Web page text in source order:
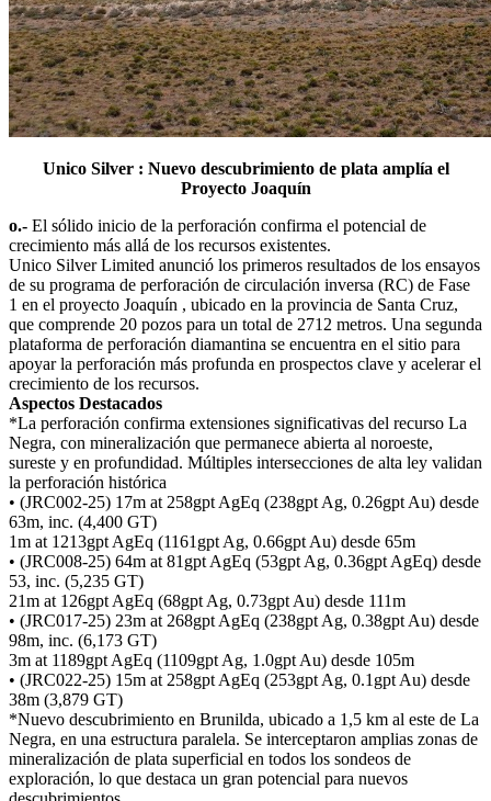
Unico Silver : Nuevo descubrimiento de plata amplía el
Proyecto Joaquín
o.- El sólido inicio de la perforación confirma el potencial de
crecimiento más allá de los recursos existentes.
Unico Silver Limited anunció los primeros resultados de los ensayos
de su programa de perforación de circulación inversa (RC) de Fase
1 en el proyecto Joaquín , ubicado en la provincia de Santa Cruz,
que comprende 20 pozos para un total de 2712 metros. Una segunda
plataforma de perforación diamantina se encuentra en el sitio para
apoyar la perforación más profunda en prospectos clave y acelerar el
crecimiento de los recursos.
Aspectos Destacados
*La perforación confirma extensiones significativas del recurso La
Negra, con mineralización que permanece abierta al noroeste,
sureste y en profundidad. Múltiples intersecciones de alta ley validan
la perforación histórica
• (JRC002-25) 17m at 258gpt AgEq (238gpt Ag, 0.26gpt Au) desde
63m, inc. (4,400 GT)
1m at 1213gpt AgEq (1161gpt Ag, 0.66gpt Au) desde 65m
• (JRC008-25) 64m at 81gpt AgEq (53gpt Ag, 0.36gpt AgEq) desde
53, inc. (5,235 GT)
21m at 126gpt AgEq (68gpt Ag, 0.73gpt Au) desde 111m
• (JRC017-25) 23m at 268gpt AgEq (238gpt Ag, 0.38gpt Au) desde
98m, inc. (6,173 GT)
3m at 1189gpt AgEq (1109gpt Ag, 1.0gpt Au) desde 105m
• (JRC022-25) 15m at 258gpt AgEq (253gpt Ag, 0.1gpt Au) desde
38m (3,879 GT)
*Nuevo descubrimiento en Brunilda, ubicado a 1,5 km al este de La
Negra, en una estructura paralela. Se interceptaron amplias zonas de
mineralización de plata superficial en todos los sondeos de
exploración, lo que destaca un gran potencial para nuevos